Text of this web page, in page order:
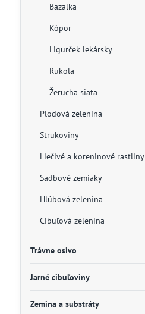
Bazalka
Kôpor
Ligurček lekársky
Rukola
Žerucha siata
Plodová zelenina
Strukoviny
Liečivé a koreninové rastliny
Sadbové zemiaky
Hlúbová zelenina
Cibuľová zelenina
Trávne osivo
Jarné cibuľoviny
Zemina a substráty